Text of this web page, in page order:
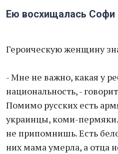
Ею восхищалась Софи
Героическую женщину
- Мне не важно, какая у
национальность, -
Помимо русских есть
украинцы, коми-
не припомнишь. Есть
них мама умерла, а отца